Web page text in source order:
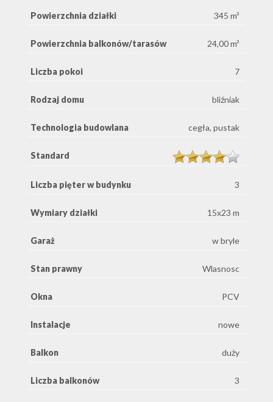
Powierzchnia działki 345 m²
Powierzchnia balkonów/tarasów 24,00 m²
Liczba pokoi 7
Rodzaj domu bliźniak
Technologia budowlana cegła, pustak
Standard
Liczba pięter w budynku 3
Wymiary działki 15x23 m
Garaż w bryle
Stan prawny Wlasnosc
Okna PCV
Instalacje nowe
Balkon duży
Liczba balkonów 3